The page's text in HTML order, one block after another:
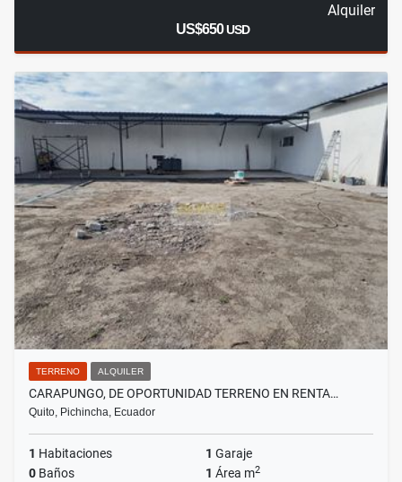
Alquiler
US$650USD
TERRENO ALQUILER
CARAPUNGO, DE OPORTUNIDAD TERRENO EN RENTA…
Quito, Pichincha, Ecuador
1 Habitaciones 1 Garaje
0 Baños 1 Área m2